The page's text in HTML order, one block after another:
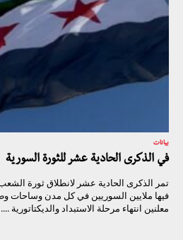
بيانات
في الذكرى الحادية عشر للثورة السورية
تمر الذكرى الحادية عشر لانطلاق ثورة
فيها ملايين السوريين في كل مدن وساحات
معلنين انتهاء مرحلة الاستبداد والديكتاتورية ....